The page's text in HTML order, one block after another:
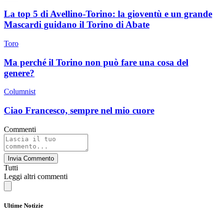
La top 5 di Avellino-Torino: la gioventù e un grande
Mascardi guidano il Torino di Abate
Toro
Ma perché il Torino non può fare una cosa del
genere?
Columnist
Ciao Francesco, sempre nel mio cuore
Commenti
Invia Commento
Tutti
Leggi altri commenti
Ultime Notizie